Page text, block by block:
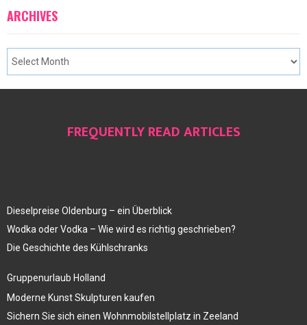
ARCHIVES
FREQUENTLY READ ARTICLES
Dieselpreise Oldenburg – ein Überblick
Wodka oder Vodka – Wie wird es richtig geschrieben?
Die Geschichte des Kühlschranks
Gruppenurlaub Holland
Moderne Kunst Skulpturen kaufen
Sichern Sie sich einen Wohnmobilstellplatz in Zeeland